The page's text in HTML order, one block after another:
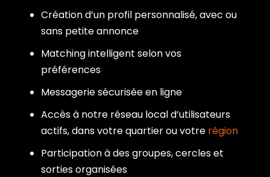
Création d’un profil personnalisé, avec ou
sans petite annonce
Matching intelligent selon vos
préférences
Messagerie sécurisée en ligne
Accès à notre réseau local d’utilisateurs
actifs, dans votre quartier ou votre région
Participation à des groupes, cercles et
sorties organisées